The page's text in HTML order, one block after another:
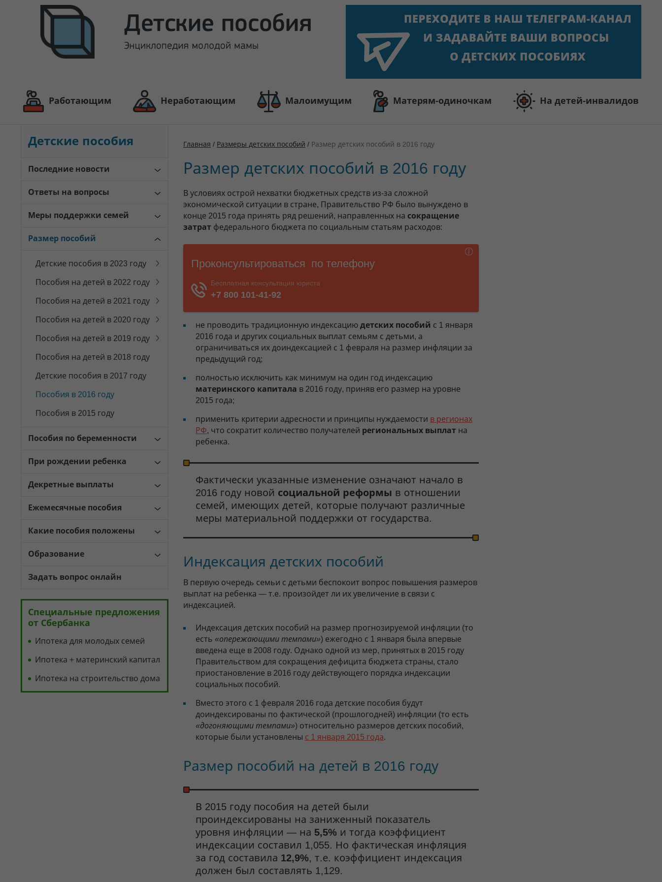
Работающим Неработающим Малоимущим Матерям-одиночкам На детей-инвалидов
Детские пособия
Последние новости
Ответы на вопросы
Меры поддержки семей
Размер пособий
Детские пособия в 2023 году
Пособия на детей в 2022 году
Пособия на детей в 2021 году
Пособия на детей в 2020 году
Пособия на детей в 2019 году
Пособия на детей в 2018 году
Детские пособия в 2017 году
Пособия в 2016 году
Пособия в 2015 году
Пособия по беременности
При рождении ребенка
Декретные выплаты
Ежемесячные пособия
Какие пособия положены
Образование
Задать вопрос онлайн
Специальные предложения
от Сбербанка
Ипотека для молодых семей
Ипотека + материнский капитал
Ипотека на строительство дома
Главная / Размеры детских пособий / Размер детских пособий в 2016 году
Размер детских пособий в 2016 году
В условиях острой нехватки бюджетных средств из-за сложной
экономической ситуации в стране, Правительство РФ было вынуждено в
конце 2015 года принять ряд решений, направленных на сокращение
затрат федерального бюджета по социальным статьям расходов:
не проводить традиционную индексацию детских пособий с 1 января
2016 года и других социальных выплат семьям с детьми, а
ограничиваться их доиндексацией с 1 февраля на размер инфляции за
предыдущий год;
полностью исключить как минимум на один год индексацию
материнского капитала в 2016 году, приняв его размер на уровне
2015 года;
применить критерии адресности и принципы нуждаемости в регионах
РФ, что сократит количество получателей региональных выплат на
ребенка.
Фактически указанные изменение означают начало в
2016 году новой социальной реформы в отношении
семей, имеющих детей, которые получают различные
меры материальной поддержки от государства.
Индексация детских пособий
В первую очередь семьи с детьми беспокоит вопрос повышения размеров
выплат на ребенка — т.е. произойдет ли их увеличение в связи с
индексацией.
Индексация детских пособий на размер прогнозируемой инфляции (то
есть «опережающими темпами») ежегодно с 1 января была впервые
введена еще в 2008 году. Однако одной из мер, принятых в 2015 году
Правительством для сокращения дефицита бюджета страны, стало
приостановление в 2016 году действующего порядка индексации
социальных пособий.
Вместо этого с 1 февраля 2016 года детские пособия будут
доиндексированы по фактической (прошлогодней) инфляции (то есть
«догоняющими темпами») относительно размеров детских пособий,
которые были установлены с 1 января 2015 года.
Размер пособий на детей в 2016 году
В 2015 году пособия на детей были
проиндексированы на заниженный показатель
уровня инфляции — на 5,5% и тогда коэффициент
индексации составил 1,055. Но фактическая инфляция
за год составила 12,9%, т.е. коэффициент индексация
должен был составлять 1,129.